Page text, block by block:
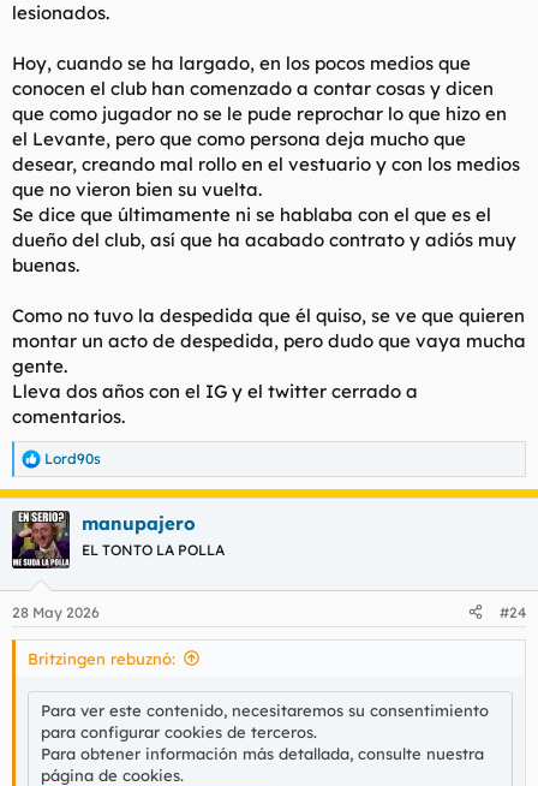
lesionados.
Hoy, cuando se ha largado, en los pocos medios que
conocen el club han comenzado a contar cosas y dicen
que como jugador no se le pude reprochar lo que hizo en
el Levante, pero que como persona deja mucho que
desear, creando mal rollo en el vestuario y con los medios
que no vieron bien su vuelta.
Se dice que últimamente ni se hablaba con el que es el
dueño del club, así que ha acabado contrato y adiós muy
buenas.
Como no tuvo la despedida que él quiso, se ve que quieren
montar un acto de despedida, pero dudo que vaya mucha
gente.
Lleva dos años con el IG y el twitter cerrado a
comentarios.
R
e
a
c
c
i
e
s
Lord90s
manupajero
EL TONTO LA POLLA
28 May 2026 #24
Britzingen rebuznó:
Para ver este contenido, necesitaremos su consentimiento
para configurar cookies de terceros.
Para obtener información más detallada, consulte nuestra
página de cookies.